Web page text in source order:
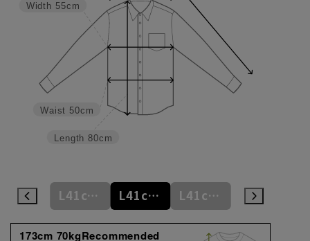
Length 80cm
Waist 50cm
Width 55cm
L41cm/82cm L41cm/84cm L41cm/86cm
173cm 70kgRecommended